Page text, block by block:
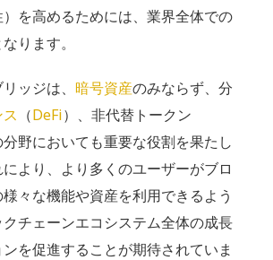
を高めるためには、業界全体での
ります。
ッジは、 暗号資産のみならず、分
（DeFi）、非代替トークン
分野においても重要な役割を果たし
より、より多くのユーザーがブロ
々な機能や資産を利用できるよう
チェーンエコシステム全体の成長
を促進することが期待されていま